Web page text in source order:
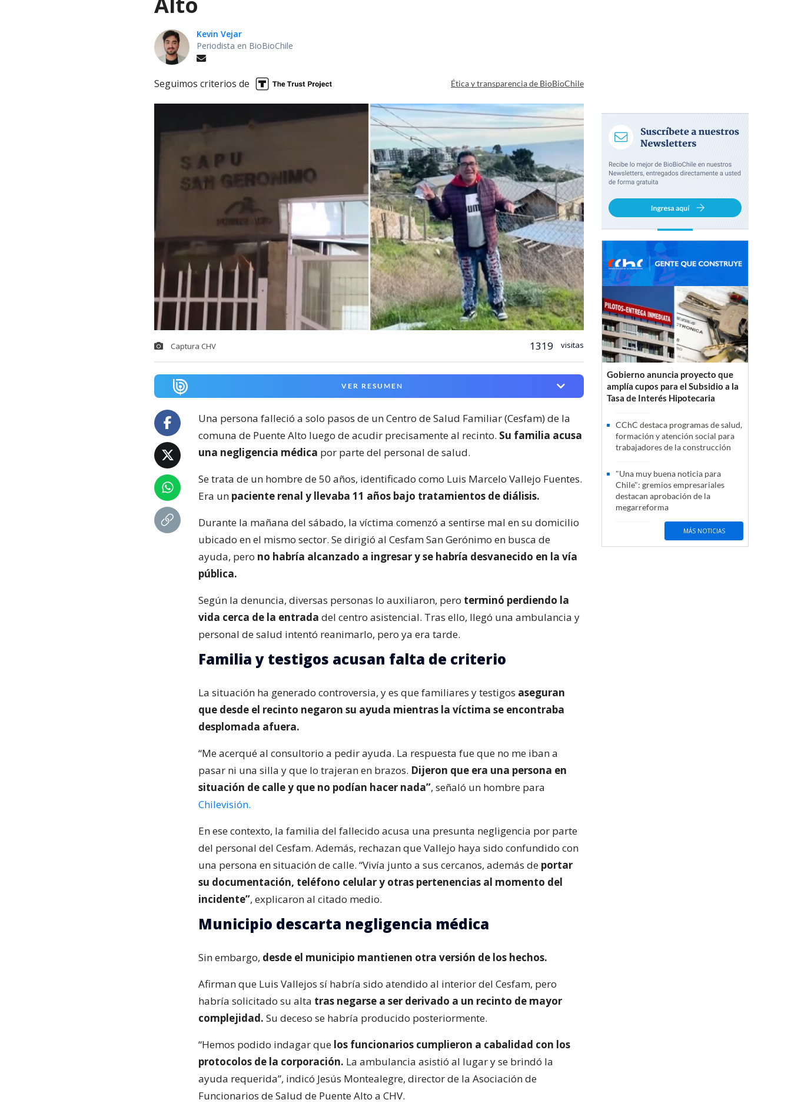
Kevin Vejar
Periodista en BioBioChile
Seguimos criterios de Ética y transparencia de BioBioChile
Captura CHV 1319 visitas
VER RESUMEN
Una persona falleció a solo pasos de un Centro de Salud Familiar (Cesfam) de la
comuna de Puente Alto luego de acudir precisamente al recinto. Su familia acusa
una negligencia médica por parte del personal de salud.
Se trata de un hombre de 50 años, identificado como Luis Marcelo Vallejo Fuentes.
Era un paciente renal y llevaba 11 años bajo tratamientos de diálisis.
Durante la mañana del sábado, la víctima comenzó a sentirse mal en su domicilio
ubicado en el mismo sector. Se dirigió al Cesfam San Gerónimo en busca de
ayuda, pero no habría alcanzado a ingresar y se habría desvanecido en la vía
pública.
Según la denuncia, diversas personas lo auxiliaron, pero terminó perdiendo la
vida cerca de la entrada del centro asistencial. Tras ello, llegó una ambulancia y
personal de salud intentó reanimarlo, pero ya era tarde.
Familia y testigos acusan falta de criterio
La situación ha generado controversia, y es que familiares y testigos aseguran
que desde el recinto negaron su ayuda mientras la víctima se encontraba
desplomada afuera.
“Me acerqué al consultorio a pedir ayuda. La respuesta fue que no me iban a
pasar ni una silla y que lo trajeran en brazos. Dijeron que era una persona en
situación de calle y que no podían hacer nada”, señaló un hombre para
Chilevisión.
En ese contexto, la familia del fallecido acusa una presunta negligencia por parte
del personal del Cesfam. Además, rechazan que Vallejo haya sido confundido con
una persona en situación de calle. “Vivía junto a sus cercanos, además de portar
su documentación, teléfono celular y otras pertenencias al momento del
incidente”, explicaron al citado medio.
Municipio descarta negligencia médica
Sin embargo, desde el municipio mantienen otra versión de los hechos.
Afirman que Luis Vallejos sí habría sido atendido al interior del Cesfam, pero
habría solicitado su alta tras negarse a ser derivado a un recinto de mayor
complejidad. Su deceso se habría producido posteriormente.
“Hemos podido indagar que los funcionarios cumplieron a cabalidad con los
protocolos de la corporación. La ambulancia asistió al lugar y se brindó la
ayuda requerida”, indicó Jesús Montealegre, director de la Asociación de
Funcionarios de Salud de Puente Alto a CHV.
Gobierno anuncia proyecto que
amplía cupos para el Subsidio a la
Tasa de Interés Hipotecaria
CChC destaca programas de salud,
formación y atención social para
trabajadores de la construcción
"Una muy buena noticia para
Chile": gremios empresariales
destacan aprobación de la
megarreforma
MÁS NOTICIAS